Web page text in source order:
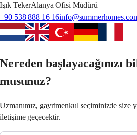
Işık TekerAlanya Ofisi Müdürü
+90 538 888 16 16
Nereden başlayacağınızı
musunuz?
Uzmanımız, gayrimenkul seçiminizde size
iletişime geçecektir.